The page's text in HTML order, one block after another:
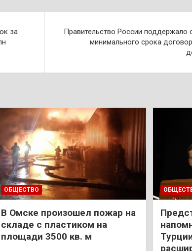
за
Правительство России поддержало
минимального срока
ОБЩЕСТВО
В Омске произошел пожар на
складе с пластиком на
площади 3500 кв. м